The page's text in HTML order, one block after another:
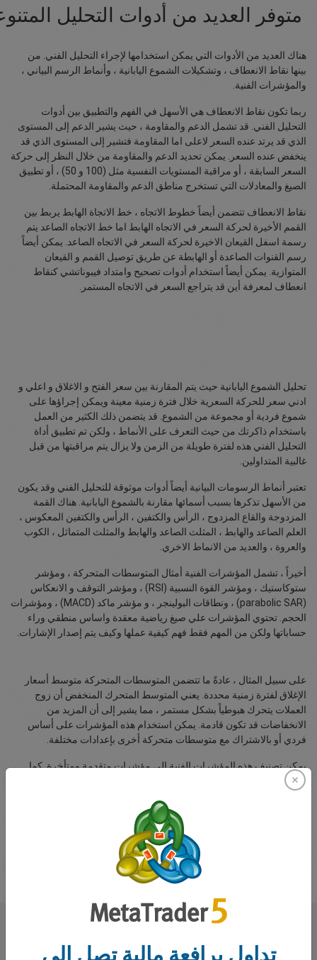
متوفر العديد من أدوات التحليل
هناك العديد من الأدوات التي يمكن استخدامها لإجراء التحليل الفني. من
بينها نقاط الانعطاف ، وتشكيلات الشموع اليابانية ، وأنماط الرسم البياني ،
والمؤشرات الفنية.
ربما تكون نقاط الانعطاف هي الأسهل في الفهم والتطبيق بين أدوات
التحليل الفني. قد تشمل الدعم والمقاومة ، حيث يشير الدعم إلى المستوى
الذي قد يرتد عنده السعر لاعلى اما المقاومة فتشير إلى المستوى الذي قد
ينخفض ​​عنده السعر. يمكن تحديد الدعم والمقاومة من خلال النظر إلى حركة
السعر السابقة ، أو مراقبة المستويات النفسية مثل (100 و 50) ، أو تطبيق
الصيغ والمعادلات التي تستخرج مناطق الدعم والمقاومة المحتملة.
نقاط الانعطاف تتضمن أيضاً خطوط الاتجاه ، خط الاتجاة الهابط يربط بين
القمم الأخيرة لحركة السعر في الاتجاه الهابط اما خط الاتجاه الصاعد يتم
رسمة اسفل القيعان الاخيرة لحركة السعر في الاتجاه الصاعد. يمكن أيضاً
رسم القنوات الصاعدة أو الهابطة عن طريق توصيل القمم و القيعان
المتوازية. يمكن أيضاً استخدام أدوات تصحيح وامتداد فيبوناتشي كنقاط
انعطاف لمعرفة أين قد يتراجع السعر في الاتجاه المستمر.
تحليل الشموع اليابانية حيث يتم المقارنة بين سعر الفتح و الاغلاق و اعلي و
ادني سعر للحركة السعرية خلال فترة زمنية معينة ويمكن إجراؤها على
شموع فردية أو مجموعة من الشموع. قد يتضمن ذلك الكثير من العمل
باستخدام ذاكرتك من حيث التعرف على الأنماط ، ولكن تم تطبيق أداة
التحليل الفني هذه لفترة طويلة من الزمن ولا يزال يتم مراقبتها من قبل
غالبية المتداولين.
تعتبر أنماط الرسومات البيانية أيضاً أدوات موثوقة للتحليل الفني وقد يكون
من الأسهل تذكرها بسبب أسمائها مقارنة بالشموع اليابانية. هناك القمة
المزدوجة والقاع المزدوج ، الرأس والكتفين ، الرأس والكتفين المعكوس ،
العلم الصاعد والهابط ، المثلث الصاعد والهابط والمثلث المتماثل ، الكوب
والعروة ، والعديد من الانماط الاخري.
أخيراً ، تشمل المؤشرات الفنية أمثال المتوسطات المتحركة ، ومؤشر
ستوكاستيك ، ومؤشر القوة النسبية (RSI) ، ومؤشر التوقف و الانعكاس
(parabolic SAR) ، ونطاقات البولينجر ، و مؤشر ماكد (MACD) ، ومؤشرات
الحجم. تحتوي المؤشرات علي صيغ رياضية معقدة واساس منطقي وراء
حساباتها ولكن من المهم فقط فهم كيفية عملها وكيف يتم إصدار الإشارات.
على سبيل المثال ، عادةً ما تتضمن المتوسطات المتحركة متوسط ​​أسعار
الإغلاق لفترة زمنية محددة. يعني المتوسط ​​المتحرك المنخفض أن زوج
العملات يتحرك هبوطياً بشكل مستمر ، مما يشير إلى أن المزيد من
الانخفاضات قد تكون قادمة. يمكن استخدام هذه المؤشرات على أساس
فردي أو بالاشتراك مع متوسطات متحركة أخرى بإعدادات مختلفة.
يمكن تصنيف هذه المؤشرات الفنية الي مؤشرات متقدمة ومتأخرة. كما
يوحي اسمها ، تعطي المؤشرات المتقدمه إشارة قبل أن يتغير الاتجاه بينما
المتقدمة عرضة لإعطاء إشارات خاطئة لأنها تحدث في وقت مبكر بينما قد
تعطي المؤشرات المتأخرة إشارات متأخرة ، وهذا هو السبب في أنه يوصى
عموماً بمراقبة مؤشر متقدم واحد جنباً إلى جنب مع مؤشر متأخر. يمكن
العثور على قائمة بهذه المؤشرات في مركز تعلم إيزي ماركتس.
ماذا يقول عنا متداولونا
تداول برافعة مالية تصل إلى